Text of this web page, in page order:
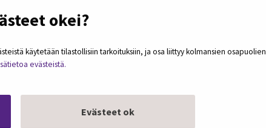
okei?
käytetään tilastollisiin tarkoituksiin, ja osa liittyy kolmansien osapuolien
evästeistä.
Evästeet ok